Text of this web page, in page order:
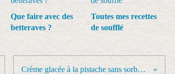
Que faire avec des
betteraves ?
Toutes mes recettes
de soufflé
Crème glacée à la pistache sans sorbetière